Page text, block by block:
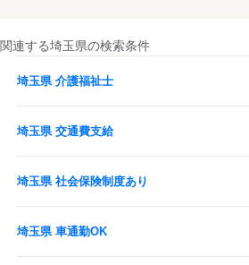
関連する埼玉県の検索条件
埼玉県 介護福祉士
埼玉県 交通費支給
埼玉県 社会保険制度あり
埼玉県 車通勤OK